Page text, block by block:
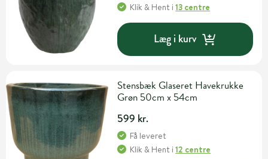
Klik & Hent i13 centre
Læg i kurv
Stensbæk Glaseret Havekrukke
Grøn 50cm x 54cm
599 kr.
Få leveret
Klik & Hent i12 centre